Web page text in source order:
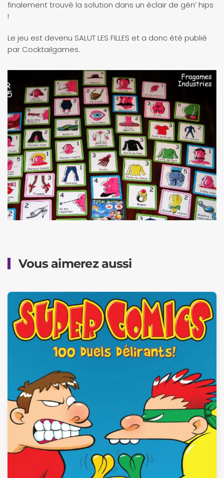
finalement trouvé la solution dans un éclair de gén’ hips
!
Le jeu est devenu SALUT LES FILLES et a donc été publié
par Cocktailgames.
Vous aimerez aussi